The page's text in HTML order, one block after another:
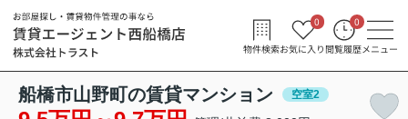
物件検索お気に入り
0
閲覧履歴
0
メニュー
船橋市山野町の賃貸マンション 空室2